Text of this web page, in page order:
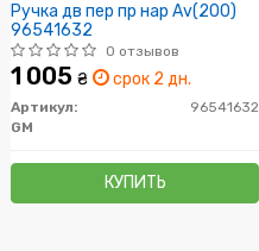
Ручка дв пер пр нар Av(200)
96541632
0 отзывов
1 005 ₴ срок 2 дн.
Артикул:
96541632
GM
КУПИТЬ